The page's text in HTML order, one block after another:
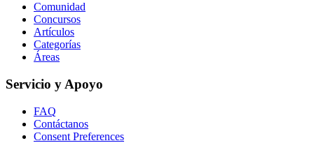
Comunidad
Concursos
Artículos
Categorías
Áreas
Servicio y Apoyo
FAQ
Contáctanos
Consent Preferences